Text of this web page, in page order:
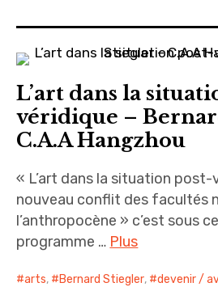
sites & blogs
workshops & ateliers
L’art dans la
véridique –
C.A.A Hangzhou
« L’art dans la situation post-
nouveau conflit des facultés
l’anthropocène » c’est sous
programme … Plus
arts, Bernard Stiegler, devenir /